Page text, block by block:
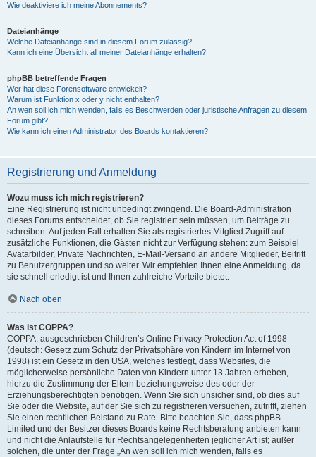
Wie deaktiviere ich meine Abonnements?
Dateianhänge
Welche Dateianhänge sind in diesem Forum zulässig?
Kann ich eine Übersicht all meiner Dateianhänge erhalten?
phpBB betreffende Fragen
Wer hat diese Forensoftware entwickelt?
Warum ist Funktion x oder y nicht enthalten?
An wen soll ich mich wenden, falls es Beschwerden oder juristische Anfragen zu diesem
Forum gibt?
Wie kann ich einen Administrator des Boards kontaktieren?
Registrierung und Anmeldung
Wozu muss ich mich registrieren?
Eine Registrierung ist nicht unbedingt zwingend. Die Board-Administration
dieses Forums entscheidet, ob Sie registriert sein müssen, um Beiträge zu
schreiben. Auf jeden Fall erhalten Sie als registriertes Mitglied Zugriff auf
zusätzliche Funktionen, die Gästen nicht zur Verfügung stehen: zum Beispiel
Avatarbilder, Private Nachrichten, E-Mail-Versand an andere Mitglieder, Beitritt
zu Benutzergruppen und so weiter. Wir empfehlen Ihnen eine Anmeldung, da
sie schnell erledigt ist und Ihnen zahlreiche Vorteile bietet.
Nach oben
Was ist COPPA?
COPPA, ausgeschrieben Children’s Online Privacy Protection Act of 1998
(deutsch: Gesetz zum Schutz der Privatsphäre von Kindern im Internet von
1998) ist ein Gesetz in den USA, welches festlegt, dass Websites, die
möglicherweise persönliche Daten von Kindern unter 13 Jahren erheben,
hierzu die Zustimmung der Eltern beziehungsweise des oder der
Erziehungsberechtigten benötigen. Wenn Sie sich unsicher sind, ob dies auf
Sie oder die Website, auf der Sie sich zu registrieren versuchen, zutrifft, ziehen
Sie einen rechtlichen Beistand zu Rate. Bitte beachten Sie, dass phpBB
Limited und der Besitzer dieses Boards keine Rechtsberatung anbieten kann
und nicht die Anlaufstelle für Rechtsangelegenheiten jeglicher Art ist; außer
solchen, die unter der Frage „An wen soll ich mich wenden, falls es